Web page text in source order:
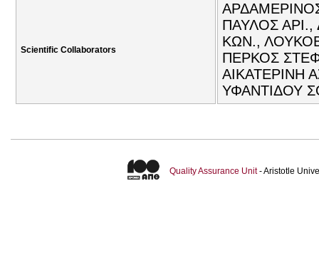
Scientific Collaborators
ΠΑΥΛΟΣ
ΚΩΝ.,
ΠΕΡΚΟΣ
ΑΙΚΑΤΕΡΙΝΗ
ΥΦΑΝΤΙΔΟΥ
Quality Assurance Unit- Aristotle